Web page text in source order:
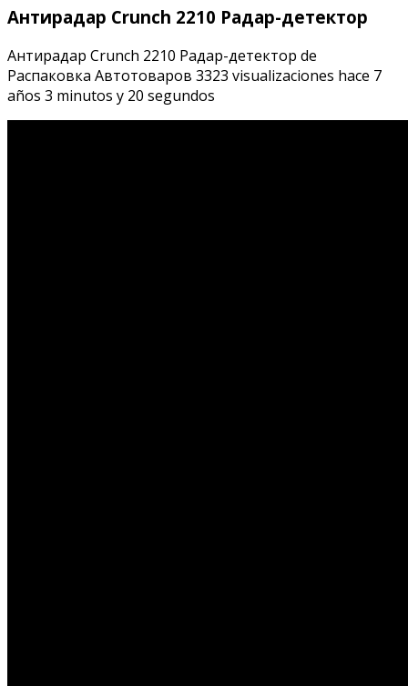
Антирадар Crunch 2210 Радар-детектор
Антирадар Crunch 2210 Радар-детектор de
Распаковка Автотоваров 3323 visualizaciones hace 7
años 3 minutos y 20 segundos